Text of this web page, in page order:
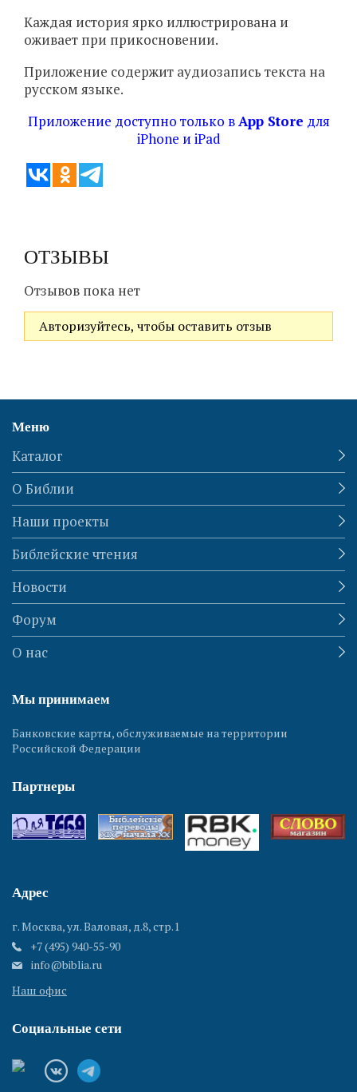
Каждая история ярко иллюстрирована и
оживает при прикосновении.
Приложение содержит аудиозапись текста на
русском языке.
Приложение доступно только вApp Store для
iPhone и iPad
ОТЗЫВЫ
Отзывов пока нет
Авторизуйтесь, чтобы оставить отзыв
Меню
Каталог
О Библии
Наши проекты
Библейские чтения
Новости
Форум
О нас
Мы принимаем
Банковские карты, обслуживаемые на территории
Российской Федерации
Партнеры
Адрес
г. Москва, ул. Валовая, д.8, стр.1
+7 (495) 940-55-90
info@biblia.ru
Наш офис
Социальные сети